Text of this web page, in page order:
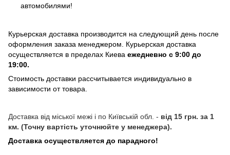
автомобилями!
Курьерская доставка производится на следующий день после
оформления заказа менеджером. Курьерская доставка
осуществляется в пределах Киева ежедневно с 9:00 до
19:00.
Стоимость доставки рассчитывается индивидуально в
зависимости от товара.
Доставка від міської межі і по Київській обл. - від 15 грн. за 1
км. (Точну вартість уточнюйте у менеджера).
Доставка осуществляется до парадного!